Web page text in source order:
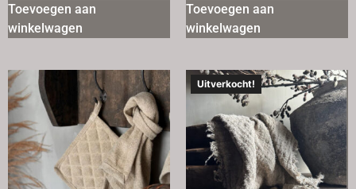
Toevoegen aan
winkelwagen
Toevoegen aan
winkelwagen
Uitverkocht!